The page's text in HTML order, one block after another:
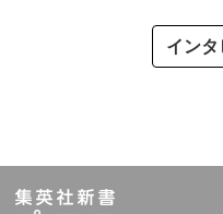
イン